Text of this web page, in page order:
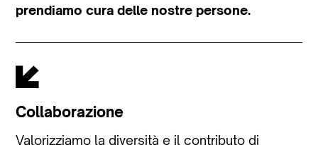
prendiamo cura delle nostre persone.
Collaborazione
Valorizziamo la diversità e il contributo di